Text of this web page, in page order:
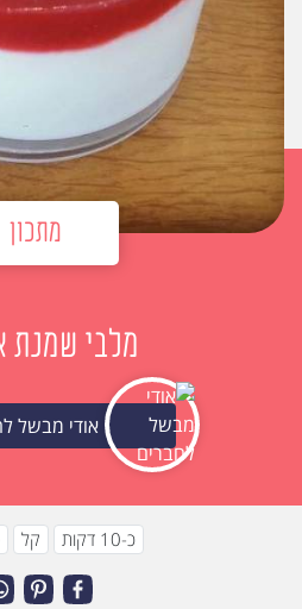
מתכון
מלבי שמנת
אודי מבשל
כ-10 דקות קל